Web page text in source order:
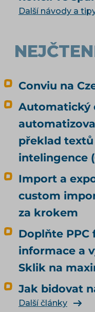
e-shop. Čím
Další návody a
Conviu na
Automatický
překlad
intelingence
Import a
custom
za krokem
Doplňte PPC
informace a
Sklik na
Jak bidovat
Další články